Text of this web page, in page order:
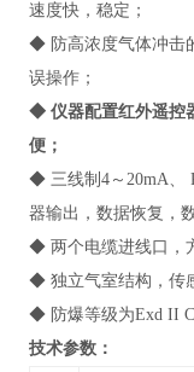
速度快，稳定；
◆ 防高浓度气体冲击
误操作；
◆ 仪器配置红外遥控
便；
◆ 三线制4～20mA、
器输出，数据恢复，
◆ 两个电缆进线口，
◆ 独立气室结构，传
◆ 防爆等级为Exd II
技术参数：